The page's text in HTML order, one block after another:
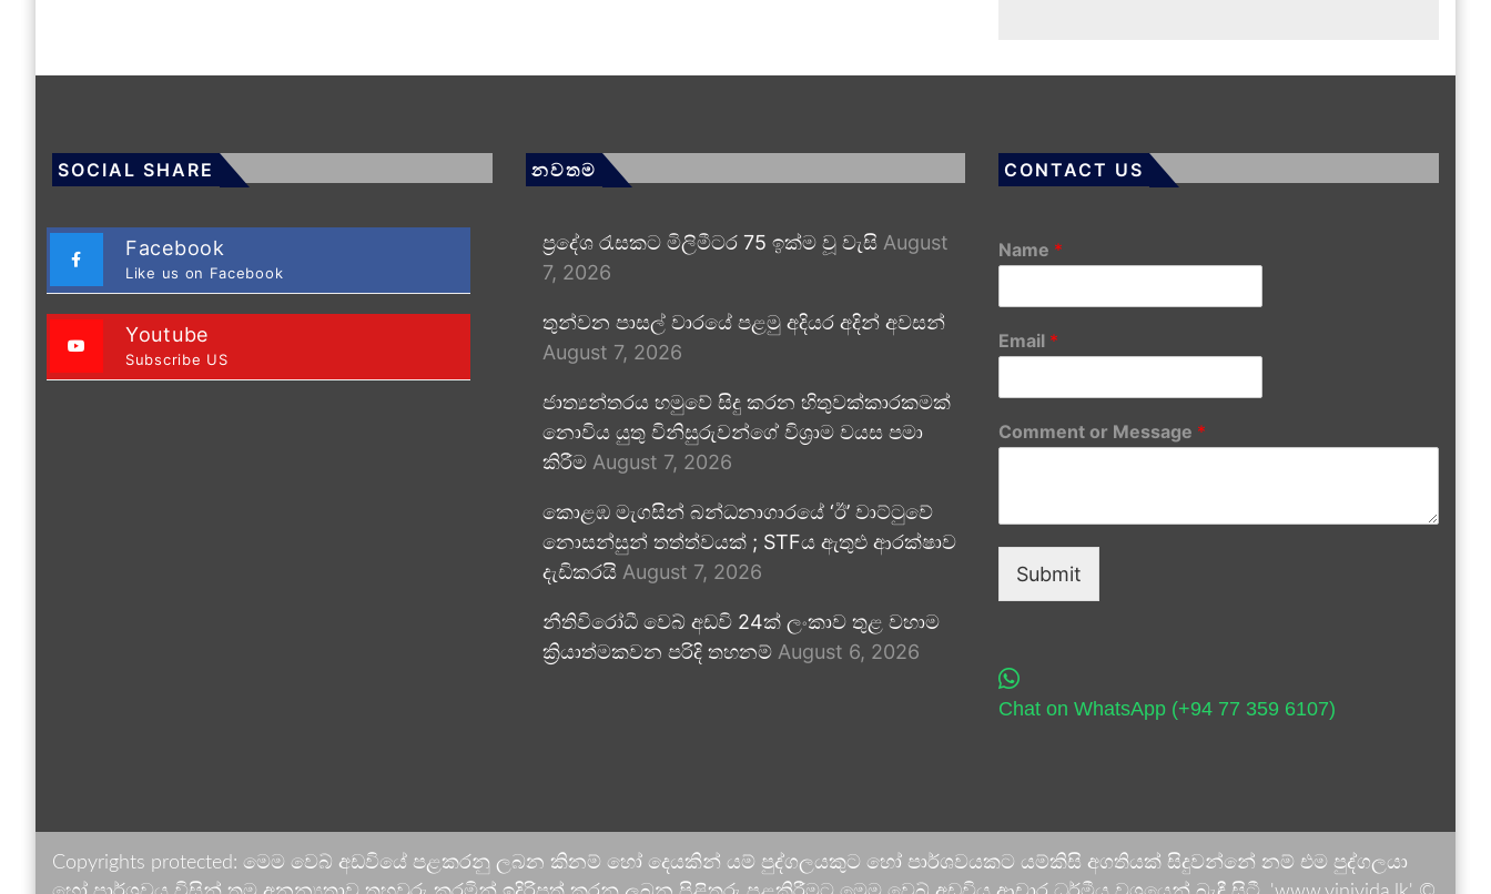
SOCIAL SHARE
Facebook
Like us on Facebook
Youtube
Subscribe US
නවතම
ප්‍රදේශ රැසකට මිලිමීටර 75 ඉක්ම වූ වැසි August
7, 2026
තුන්වන පාසල් වාරයේ පළමු අදියර අදින් අවසන්
August 7, 2026
ජාත්‍යන්තරය හමුවේ සිදු කරන හිතුවක්කාරකමක්
නොවිය යුතු විනිසුරුවන්ගේ විශ්‍රාම වයස පමා
කිරීම August 7, 2026
කොළඹ මැගසින් බන්ධනාගාරයේ ‘ඊ’ වාට්ටුවේ
නොසන්සුන් තත්ත්වයක් ; STFය ඇතුළු ආරක්ෂාව
දැඩිකරයි August 7, 2026
නීතිවිරෝධී වෙබ් අඩවි 24ක් ලංකාව තුළ වහාම
ක්‍රියාත්මකවන පරිදි තහනම් August 6, 2026
CONTACT US
Name *
Email *
Comment or Message *
Submit
Chat on WhatsApp (+94 77 359 6107)
Copyrights protected: මෙම වෙබ් අඩවියේ පළකරනු ලබන කිනම් හෝ දෙයකින් යම් පුද්ගලයකුට හෝ පාර්ශවයකට යම්කිසි අගතියක් සිදුවන්නේ නම් එම පුද්ගලයා